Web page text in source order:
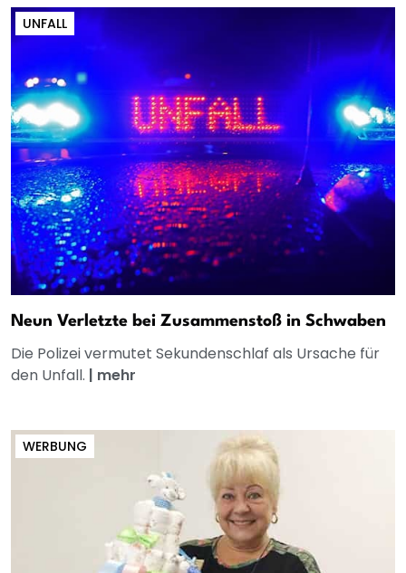
UNFALL
Neun Verletzte bei Zusammenstoß in Schwaben
Die Polizei vermutet Sekundenschlaf als Ursache für
den Unfall. | mehr
WERBUNG